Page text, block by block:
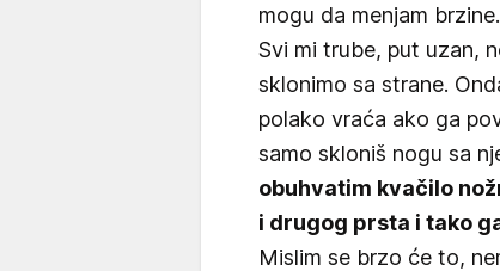
mogu da menjam
Svi mi trube, put uzan,
sklonimo sa strane.
polako vraća ako ga
samo skloniš nogu sa
obuhvatim kvačilo
i drugog prsta i tako
Mislim se brzo će to,